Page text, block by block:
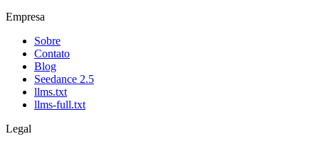
Empresa
Sobre
Contato
Blog
Seedance 2.5
llms.txt
llms-full.txt
Legal